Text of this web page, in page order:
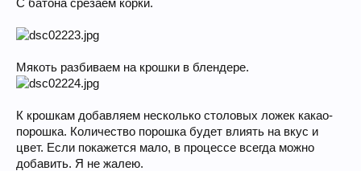
С батона срезаем корки.
Мякоть разбиваем на крошки в блендере.
К крошкам добавляем несколько столовых ложек какао-
порошка. Количество порошка будет влиять на вкус и
цвет. Если покажется мало, в процессе всегда можно
добавить. Я не жалею.